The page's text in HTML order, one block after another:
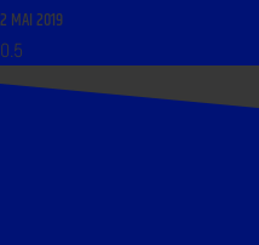
2 MAI 2019